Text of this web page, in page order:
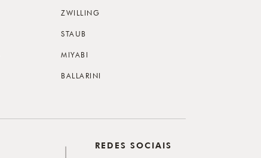
ZWILLING
STAUB
MIYABI
BALLARINI
REDES SOCIAIS